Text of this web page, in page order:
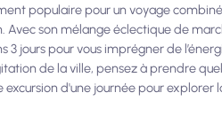
populaire pour un voyage
Avec son mélange éclectique de
3 jours pour vous imprégner de
de la ville, pensez à prendre
excursion d'une journée pour